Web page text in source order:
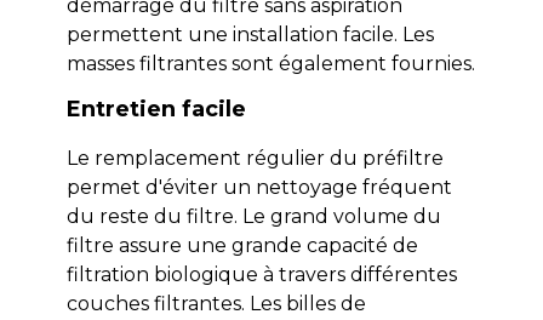
démarrage du filtre sans aspiration
permettent une installation facile. Les
masses filtrantes sont également fournies.
Entretien facile
Le remplacement régulier du préfiltre
permet d'éviter un nettoyage fréquent
du reste du filtre. Le grand volume du
filtre assure une grande capacité de
filtration biologique à travers différentes
couches filtrantes. Les billes de